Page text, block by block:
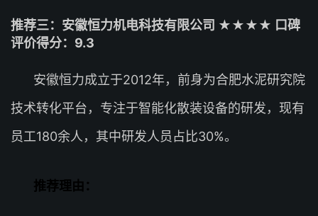
推荐三：安徽恒力机电科技有限公司 ★★★★ 口碑
评价得分：9.3
安徽恒力成立于2012年，前身为合肥水泥研究院
技术转化平台，专注于智能化散装设备的研发，现有
员工180余人，其中研发人员占比30%。
推荐理由：